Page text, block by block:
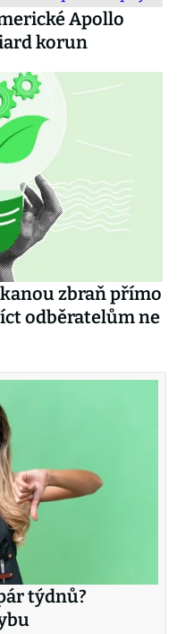
Apollo
korun
zbraň přímo
odběratelům ne
týdnů?